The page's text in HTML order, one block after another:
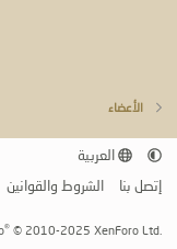
الأعضاء
العربية
إتصل بنا
الشروط والقوانين
® © 2010-2025 XenForo Ltd.